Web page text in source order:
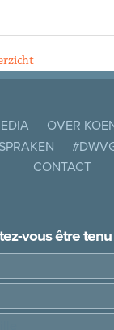
OVER
CONTACT
vous être